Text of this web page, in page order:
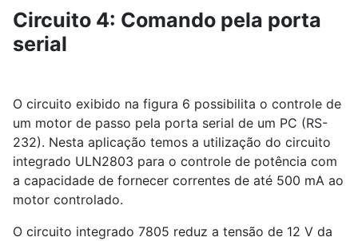
Circuito 4: Comando pela porta
serial
O circuito exibido na figura 6 possibilita o controle de
um motor de passo pela porta serial de um PC (RS-
232). Nesta aplicação temos a utilização do circuito
integrado ULN2803 para o controle de potência com
a capacidade de fornecer correntes de até 500 mA ao
motor controlado.
O circuito integrado 7805 reduz a tensão de 12 V da